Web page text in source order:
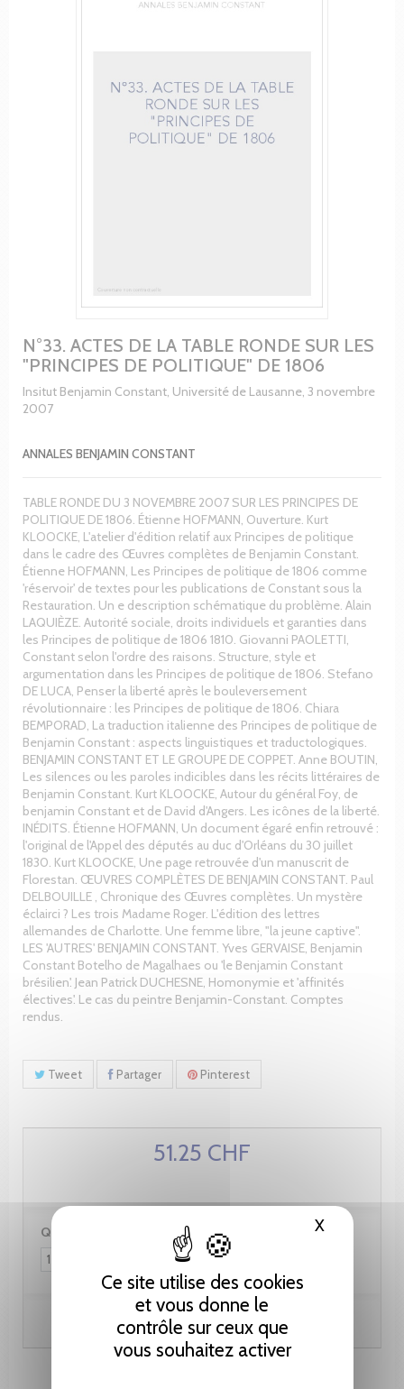
Ce site utilise des cookies
et vous donne le
contrôle sur ceux que
vous souhaitez activer
XMasquer
N°33. ACTES DE LA TABLE RONDE SUR LES
"PRINCIPES DE POLITIQUE" DE 1806
Insitut Benjamin Constant, Université de Lausanne, 3 novembre
2007
ANNALES BENJAMIN CONSTANT
TABLE RONDE DU 3 NOVEMBRE 2007 SUR LES PRINCIPES DE
POLITIQUE DE 1806. Étienne HOFMANN, Ouverture. Kurt
KLOOCKE, L'atelier d'édition relatif aux Principes de politique
dans le cadre des Œuvres complètes de Benjamin Constant.
Étienne HOFMANN, Les Principes de politique de 1806 comme
'réservoir' de textes pour les publications de Constant sous la
Restauration. Un e description schématique du problème. Alain
LAQUIÈZE. Autorité sociale, droits individuels et garanties dans
les Principes de politique de 1806 1810. Giovanni PAOLETTI,
Constant selon l'ordre des raisons. Structure, style et
argumentation dans les Principes de politique de 1806. Stefano
DE LUCA, Penser la liberté après le bouleversement
révolutionnaire : les Principes de politique de 1806. Chiara
BEMPORAD, La traduction italienne des Principes de politique de
Benjamin Constant : aspects linguistiques et traductologiques.
BENJAMIN CONSTANT ET LE GROUPE DE COPPET. Anne BOUTIN,
Les silences ou les paroles indicibles dans les récits littéraires de
Benjamin Constant. Kurt KLOOCKE, Autour du général Foy, de
benjamin Constant et de David d'Angers. Les icônes de la liberté.
INÉDITS. Étienne HOFMANN, Un document égaré enfin retrouvé :
l'original de l'Appel des députés au duc d'Orléans du 30 juillet
1830. Kurt KLOOCKE, Une page retrouvée d'un manuscrit de
Florestan. ŒUVRES COMPLÈTES DE BENJAMIN CONSTANT. Paul
DELBOUILLE , Chronique des Œuvres complètes. Un mystère
éclairci ? Les trois Madame Roger. L'édition des lettres
allemandes de Charlotte. Une femme libre, "la jeune captive".
LES 'AUTRES' BENJAMIN CONSTANT. Yves GERVAISE, Benjamin
Constant Botelho de Magalhaes ou 'le Benjamin Constant
brésilien'. Jean Patrick DUCHESNE, Homonymie et 'affinités
électives'. Le cas du peintre Benjamin-Constant. Comptes
rendus.
Tweet Partager Pinterest
51.25 CHF
Quantité :
Ajouter au panier